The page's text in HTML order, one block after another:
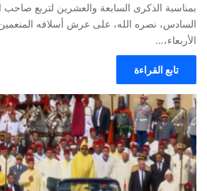
بمناسبة الذكرى السابعة والعشرين لتربع صاحب
السادس، نصره الله، على عرش أسلافه
الأربعاء،…
تابع القراءة